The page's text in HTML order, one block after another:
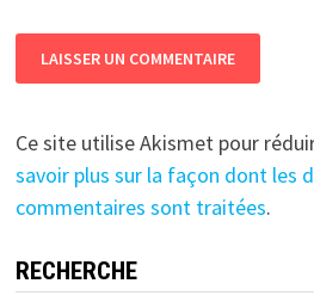
Ce site utilise Akismet pour
savoir plus sur la façon dont les
commentaires sont traitées.
RECHERCHE